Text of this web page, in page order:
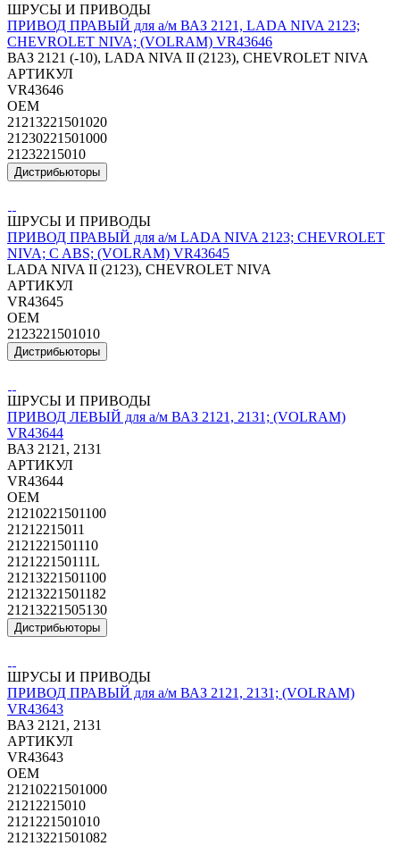
ШРУСЫ И ПРИВОДЫ
ПРИВОД ПРАВЫЙ для а/м ВАЗ 2121, LADA NIVA 2123;
CHEVROLET NIVA; (VOLRAM) VR43646
ВАЗ 2121 (-10), LADA NIVA II (2123), CHEVROLET NIVA
АРТИКУЛ
VR43646
OEM
21213221501020
21230221501000
21232215010
Дистрибьюторы
ШРУСЫ И ПРИВОДЫ
ПРИВОД ПРАВЫЙ для а/м LADA NIVA 2123; CHEVROLET
NIVA; C ABS; (VOLRAM) VR43645
LADA NIVA II (2123), CHEVROLET NIVA
АРТИКУЛ
VR43645
OEM
2123221501010
Дистрибьюторы
ШРУСЫ И ПРИВОДЫ
ПРИВОД ЛЕВЫЙ для а/м ВАЗ 2121, 2131; (VOLRAM)
VR43644
ВАЗ 2121, 2131
АРТИКУЛ
VR43644
OEM
21210221501100
21212215011
2121221501110
212122150111L
21213221501100
21213221501182
21213221505130
Дистрибьюторы
ШРУСЫ И ПРИВОДЫ
ПРИВОД ПРАВЫЙ для а/м ВАЗ 2121, 2131; (VOLRAM)
VR43643
ВАЗ 2121, 2131
АРТИКУЛ
VR43643
OEM
21210221501000
21212215010
2121221501010
21213221501082